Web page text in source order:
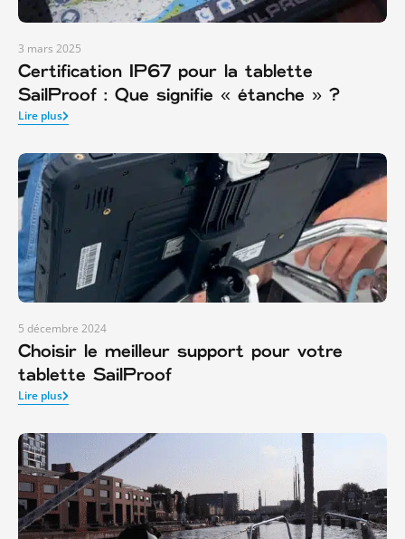
3 mars 2025
Certification IP67 pour la tablette
SailProof : Que signifie « étanche » ?
Lire plus
5 décembre 2024
Choisir le meilleur support pour votre
tablette SailProof
Lire plus